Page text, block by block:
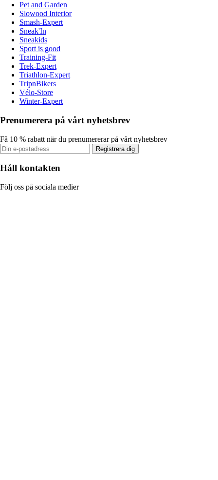
Pet and Garden
Slowood Interior
Smash-Expert
Sneak'In
Sneakids
Sport is good
Training-Fit
Trek-Expert
Triathlon-Expert
TripnBikers
Vélo-Store
Winter-Expert
Prenumerera på vårt nyhetsbrev
Få 10 % rabatt när du prenumererar på vårt nyhetsbrev
Registrera dig
Håll kontakten
Följ oss på sociala medier